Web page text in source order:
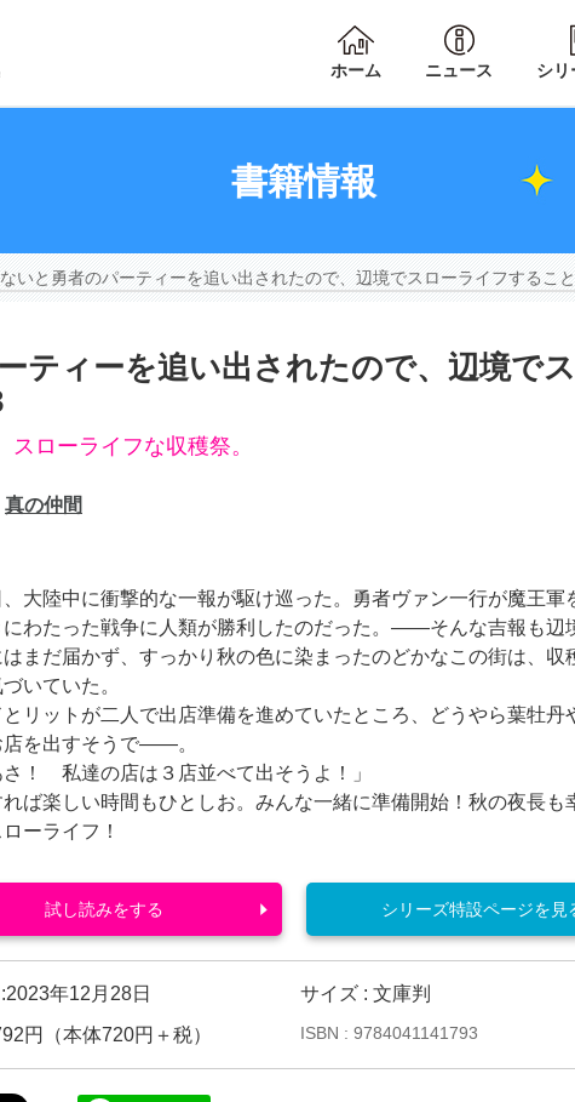
ホーム ニュース シリ
書籍情報
いと勇者のパーティーを追い出されたので、辺境でスローライフするこ
ティーを追い出されたので、辺境で
スローライフな収穫祭。
真の仲間
大陸中に衝撃的な一報が駆け巡った。勇者ヴァン一行が魔王軍
にわたった戦争に人類が勝利したのだった。――そんな吉報も辺
はまだ届かず、すっかり秋の色に染まったのどかなこの街は、収
いていた。
リットが二人で出店準備を進めていたところ、どうやら葉牡丹
店を出すそうで――。
さ！ 私達の店は３店並べて出そうよ！」
ば楽しい時間もひとしお。みんな一緒に準備開始！秋の夜長も
ーライフ！
2023年12月28日
サイズ : 文庫判
円（本体720円＋税）
ISBN : 9784041141793
試し読みをする シリーズ特設ページを見